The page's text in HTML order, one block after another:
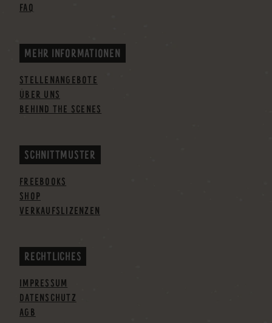
FAQ
MEHR INFORMATIONEN
STELLENANGEBOTE
ÜBER UNS
BEHIND THE SCENES
SCHNITTMUSTER
FREEBOOKS
SHOP
VERKAUFSLIZENZEN
RECHTLICHES
IMPRESSUM
DATENSCHUTZ
AGB